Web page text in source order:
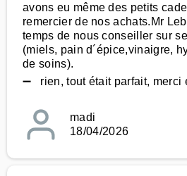
avons eu même des petits
remercier de nos achats.Mr
temps de nous conseiller sur
(miels, pain d´épice,vinaigre,
de soins).
➖ rien, tout était parfait, merci
madi
18/04/2026